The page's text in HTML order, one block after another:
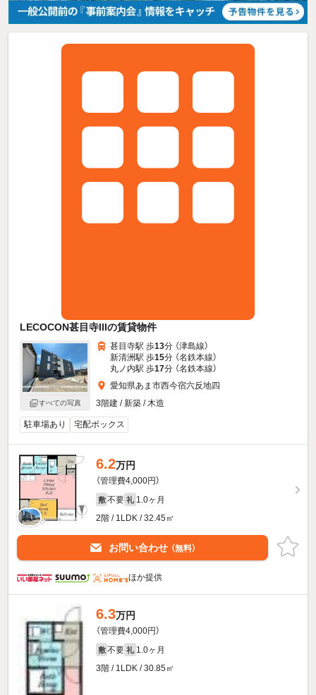
LECOCON甚目寺IIIの賃貸物件
すべての写真
甚目寺駅 歩13分 （津島線）
新清洲駅 歩15分 （名鉄本線）
丸ノ内駅 歩17分 （名鉄本線）
愛知県あま市西今宿六反地四
3階建 / 新築 / 木造
駐車場あり 宅配ボックス
6.2万円
（管理費4,000円）
敷 不要 礼 1.0ヶ月
2階 / 1LDK / 32.45㎡
お問い合わせ （無料）
ほか提供
6.3万円
（管理費4,000円）
敷 不要 礼 1.0ヶ月
3階 / 1LDK / 30.85㎡